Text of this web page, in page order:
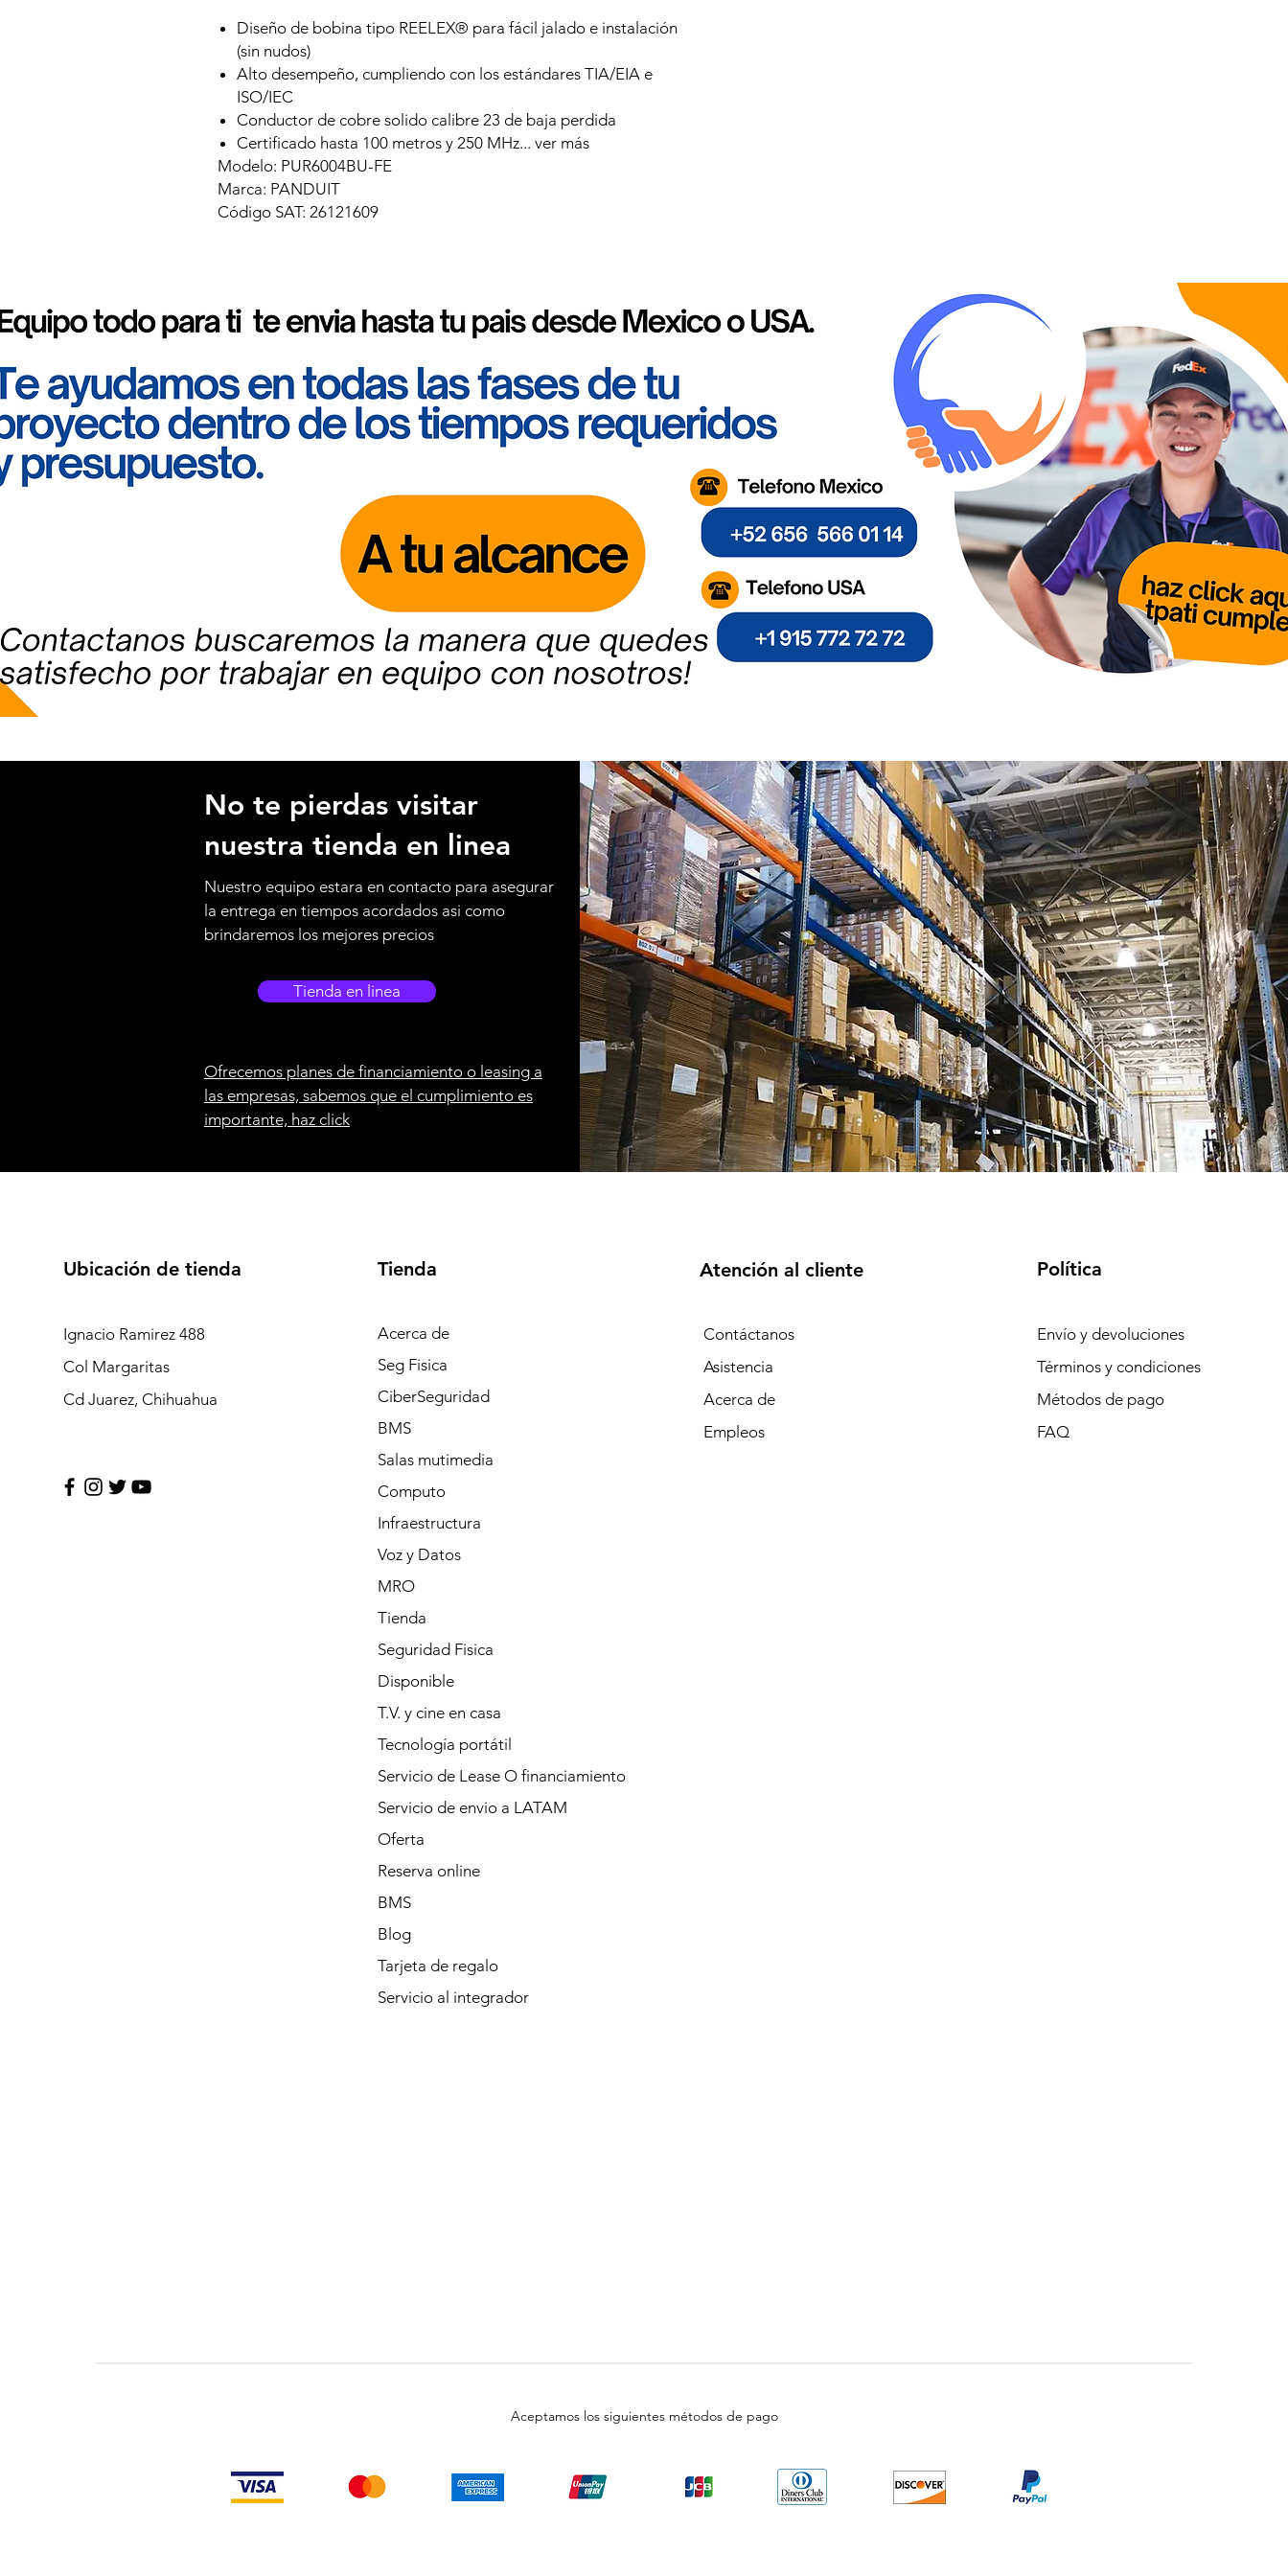
Diseño de bobina tipo REELEX® para fácil jalado e instalación
(sin nudos)
Alto desempeño, cumpliendo con los estándares TIA/EIA e
ISO/IEC
Conductor de cobre solido calibre 23 de baja perdida
Certificado hasta 100 metros y 250 MHz... ver más
Modelo: PUR6004BU-FE
Marca: PANDUIT
Código SAT: 26121609
No te pierdas visitar
nuestra tienda en linea
Nuestro equipo estara en contacto para asegurar
la entrega en tiempos acordados asi como
brindaremos los mejores precios
Tienda en linea
Ofrecemos planes de financiamiento o leasing a
las empresas, sabemos que el cumplimiento es
importante, haz click
Ubicación de tienda
Ignacio Ramirez 488
Col Margaritas
Cd Juarez, Chihuahua
Tienda
Acerca de
Seg Fisica
CiberSeguridad
BMS
Salas mutimedia
Computo
Infraestructura
Voz y Datos
MRO
Tienda
Seguridad Fisica
Disponible
T.V. y cine en casa
Tecnología portátil
Servicio de Lease O financiamiento
Servicio de envio a LATAM
Oferta
Reserva online
BMS
Blog
Tarjeta de regalo
Servicio al integrador
Atención al cliente
Contáctanos
Asistencia
Acerca de
Empleos
Política
Envío y devoluciones
Términos y condiciones
Métodos de pago
FAQ
Aceptamos los siguientes métodos de pago